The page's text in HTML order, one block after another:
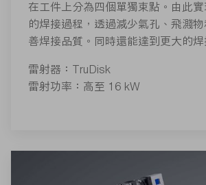
在工件上分為四個單獨束點。由此
的焊接過程，透過減少氣孔、飛濺
善焊接品質。同時還能達到更大的焊
雷射器：TruDisk
雷射功率：高至 16 kW